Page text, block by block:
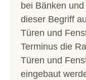
bei Bänken
dieser Begriff
Türen und
Terminus die
Türen und
eingebaut